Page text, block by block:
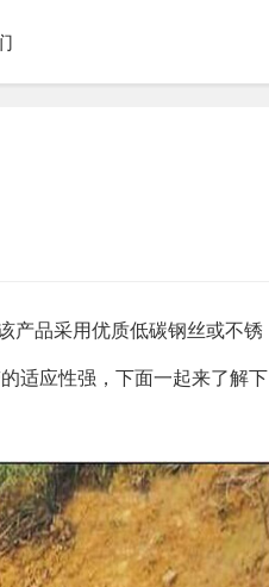
产品采用优质低碳钢丝或不锈
适应性强，下面一起来了解下